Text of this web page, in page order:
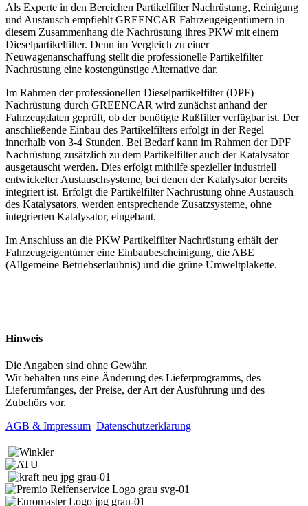
Als Experte in den Bereichen Partikelfilter Nachrüstung, Reinigung
und Austausch empfiehlt GREENCAR Fahrzeugeigentümern in
diesem Zusammenhang die Nachrüstung ihres PKW mit einem
Dieselpartikelfilter. Denn im Vergleich zu einer
Neuwagenanschaffung stellt die professionelle Partikelfilter
Nachrüstung eine kostengünstige Alternative dar.
Im Rahmen der professionellen Dieselpartikelfilter (DPF)
Nachrüstung durch GREENCAR wird zunächst anhand der
Fahrzeugdaten geprüft, ob der benötigte Rußfilter verfügbar ist. Der
anschließende Einbau des Partikelfilters erfolgt in der Regel
innerhalb von 3-4 Stunden. Bei Bedarf kann im Rahmen der DPF
Nachrüstung zusätzlich zu dem Partikelfilter auch der Katalysator
ausgetauscht werden. Dies erfolgt mithilfe spezieller industriell
entwickelter Austauschsysteme, bei denen der Katalysator bereits
integriert ist. Erfolgt die Partikelfilter Nachrüstung ohne Austausch
des Katalysators, werden entsprechende Zusatzsysteme, ohne
integrierten Katalysator, eingebaut.
Im Anschluss an die PKW Partikelfilter Nachrüstung erhält der
Fahrzeugeigentümer eine Einbaubescheinigung, die ABE
(Allgemeine Betriebserlaubnis) und die grüne Umweltplakette.
Hinweis
Die Angaben sind ohne Gewähr.
Wir behalten uns eine Änderung des Lieferprogramms, des
Lieferumfanges, der Preise, der Art der Ausführung und des
Zubehörs vor.
AGB & Impressum Datenschutzerklärung